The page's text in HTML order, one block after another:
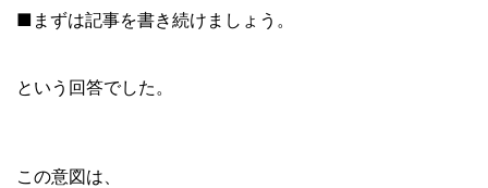
■まずは記事を書き続けましょう。
という回答でした。
この意図は、